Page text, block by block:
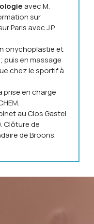
avec M.
sur
Paris avec J.P.
onychoplastie et
puis en massage
chez le sportif à
prise en charge
au Clos Gastel
Clôture de
de Broons.